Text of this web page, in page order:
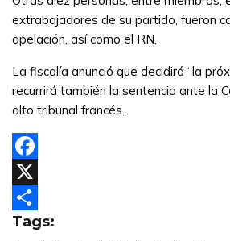
extrabajadores de su partido, fueron
apelación, así como el RN.
La fiscalía anunció que decidirá “la
recurrirá también la sentencia ante la
alto tribunal francés.
Facebook
X
Compartir
Tags: